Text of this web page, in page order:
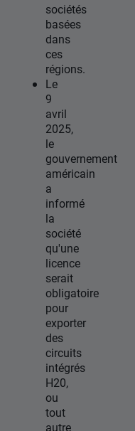
sociétés
basées
dans
ces
régions.
Le
9
avril
2025,
le
gouvernement
américain
a
informé
la
société
qu'une
licence
serait
obligatoire
pour
exporter
des
circuits
intégrés
H20,
ou
tout
autre